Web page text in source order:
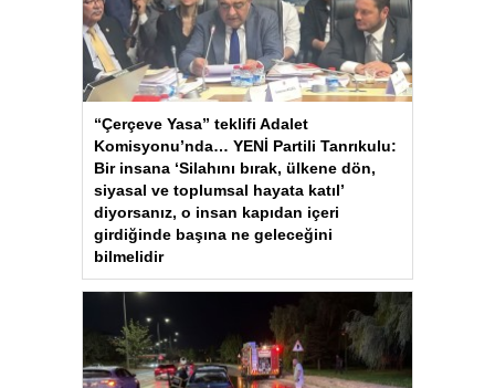
“Çerçeve Yasa” teklifi Adalet
Komisyonu’nda… YENİ Partili Tanrıkulu:
Bir insana ‘Silahını bırak, ülkene dön,
siyasal ve toplumsal hayata katıl’
diyorsanız, o insan kapıdan içeri
girdiğinde başına ne geleceğini
bilmelidir